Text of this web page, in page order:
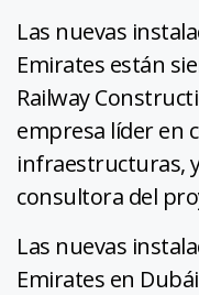
Las nuevas
Emirates están
Railway
empresa líder en
infraestructuras,
consultora del
Las nuevas
Emirates en